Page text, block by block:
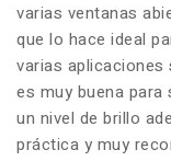
varias ventanas
que lo hace ideal
varias aplicaciones
es muy buena
un nivel de brillo
práctica y muy